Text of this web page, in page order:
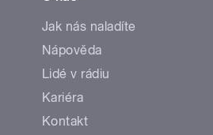
Jak nás naladíte
Nápověda
Lidé v rádiu
Kariéra
Kontakt